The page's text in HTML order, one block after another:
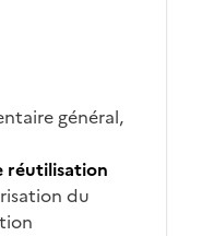
général,
réutilisation
du